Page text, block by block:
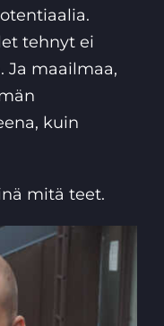
tehnyt ei
Ja maailmaa,
kuin
mitä teet.